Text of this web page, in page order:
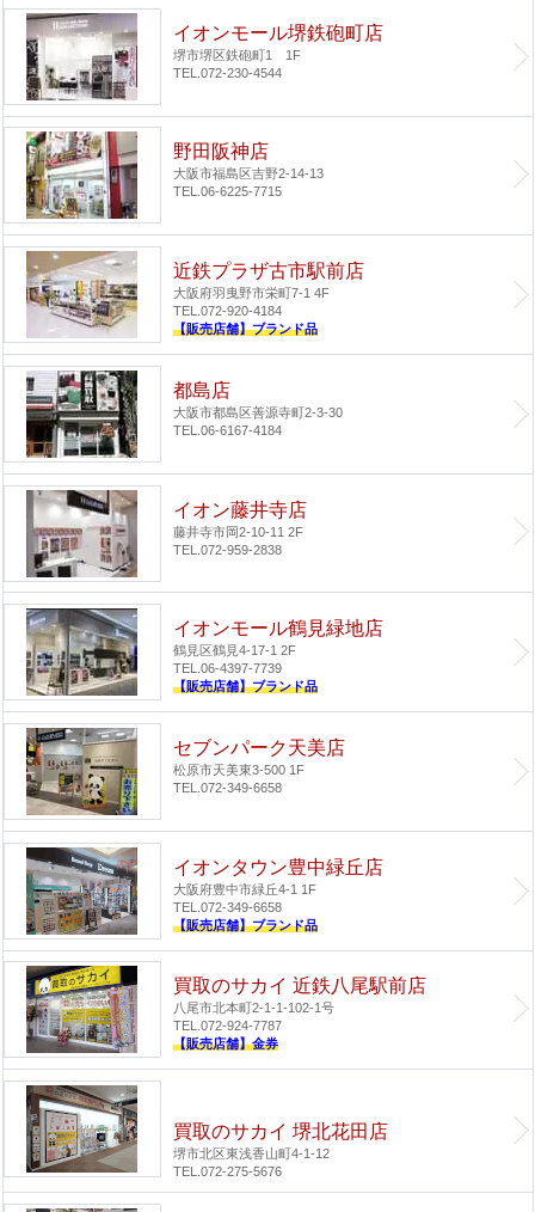
イオンモール堺鉄砲町店
堺市堺区鉄砲町1 1F
TEL.072-230-4544
野田阪神店
大阪市福島区吉野2-14-13
TEL.06-6225-7715
近鉄プラザ古市駅前店
大阪府羽曳野市栄町7-1 4F
TEL.072-920-4184
【販売店舗】ブランド品
都島店
大阪市都島区善源寺町2-3-30
TEL.06-6167-4184
イオン藤井寺店
藤井寺市岡2-10-11 2F
TEL.072-959-2838
イオンモール鶴見緑地店
鶴見区鶴見4-17-1 2F
TEL.06-4397-7739
【販売店舗】ブランド品
セブンパーク天美店
松原市天美東3-500 1F
TEL.072-349-6658
イオンタウン豊中緑丘店
大阪府豊中市緑丘4-1 1F
TEL.072-349-6658
【販売店舗】ブランド品
買取のサカイ 近鉄八尾駅前店
八尾市北本町2-1-1-102-1号
TEL.072-924-7787
【販売店舗】金券
買取のサカイ 堺北花田店
堺市北区東浅香山町4-1-12
TEL.072-275-5676